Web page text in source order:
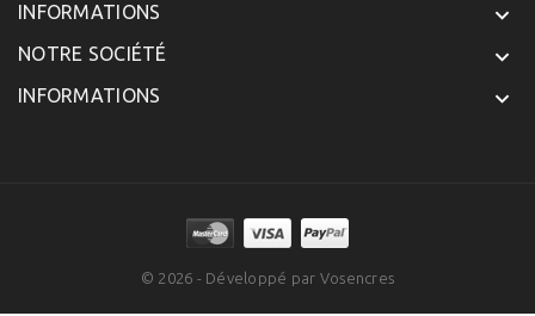
INFORMATIONS 
NOTRE SOCIÉTÉ 
INFORMATIONS 
© 2026 - Développé par Vosencres